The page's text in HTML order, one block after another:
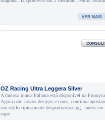
OZ Racing Ultra Leggera Silver
A famosa marca Italiana está disponível na
Agora com novos designs e cores, continua
seu estilo tipicamente desportivo/racing. Jantes
supe